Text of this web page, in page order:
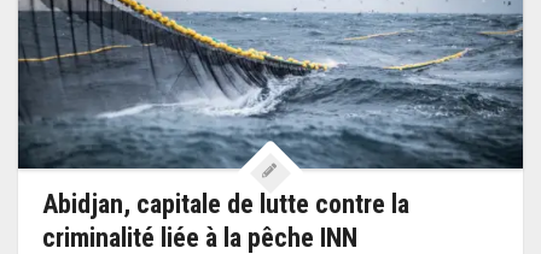
Abidjan, capitale de lutte contre la
criminalité liée à la pêche INN